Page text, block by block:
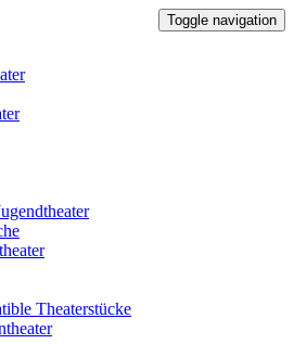
Toggle navigation
Theaterstücke